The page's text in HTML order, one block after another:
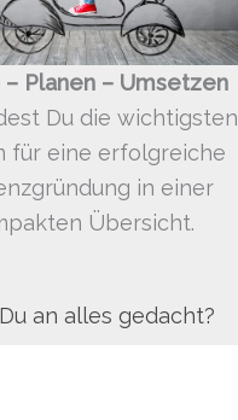
– Planen – Umsetzen
Du die wichtigsten
für eine erfolgreiche
in einer
Übersicht.
an alles gedacht?